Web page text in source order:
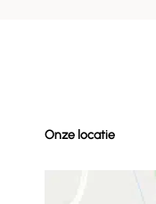
Onze locatie